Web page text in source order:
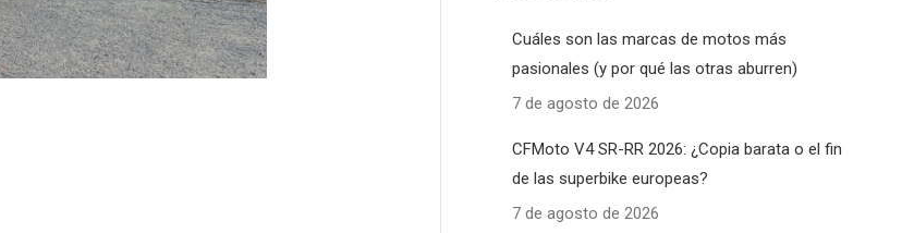
Cuáles son las marcas de motos más
pasionales (y por qué las otras aburren)
7 de agosto de 2026
CFMoto V4 SR-RR 2026: ¿Copia barata o el fin
de las superbike europeas?
7 de agosto de 2026